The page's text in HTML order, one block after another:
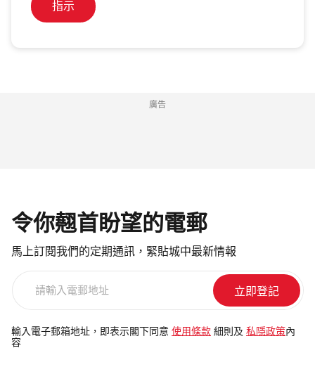
指示
廣告
令你翹首盼望的電郵
馬上訂閱我們的定期通訊，緊貼城中最新情報
電
郵
輸入電子郵箱地址，即表示閣下同意 使用條款 細則及 私隱政策 內
容